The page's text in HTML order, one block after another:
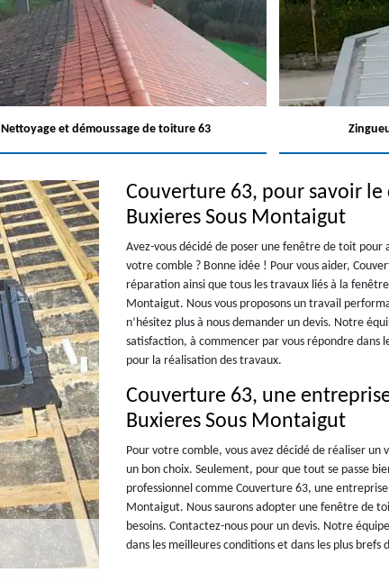
Nettoyage et démoussage de toiture 63
Couverture 63, pour savoir le
Buxieres Sous Montaigut
Avez-vous décidé de poser une fenêtre de toit
votre comble ? Bonne idée ! Pour vous aider,
réparation ainsi que tous les travaux liés à la
Montaigut. Nous vous proposons un travail
n’hésitez plus à nous demander un devis. Notre
satisfaction, à commencer par vous répondre dans
pour la réalisation des travaux.
Couverture 63, une
Buxieres Sous Montaigut
Pour votre comble, vous avez décidé de réaliser
un bon choix. Seulement, pour que tout se passe
professionnel comme Couverture 63, une entreprise
Montaigut. Nous saurons adopter une fenêtre de
besoins. Contactez-nous pour un devis. Notre
dans les meilleures conditions et dans les plus brefs